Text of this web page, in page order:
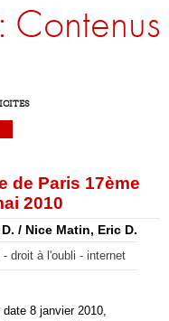
Contenus
de Paris 17ème
2010
/ Nice Matin, Eric D.
droit à l'oubli - internet
8 janvier 2010,